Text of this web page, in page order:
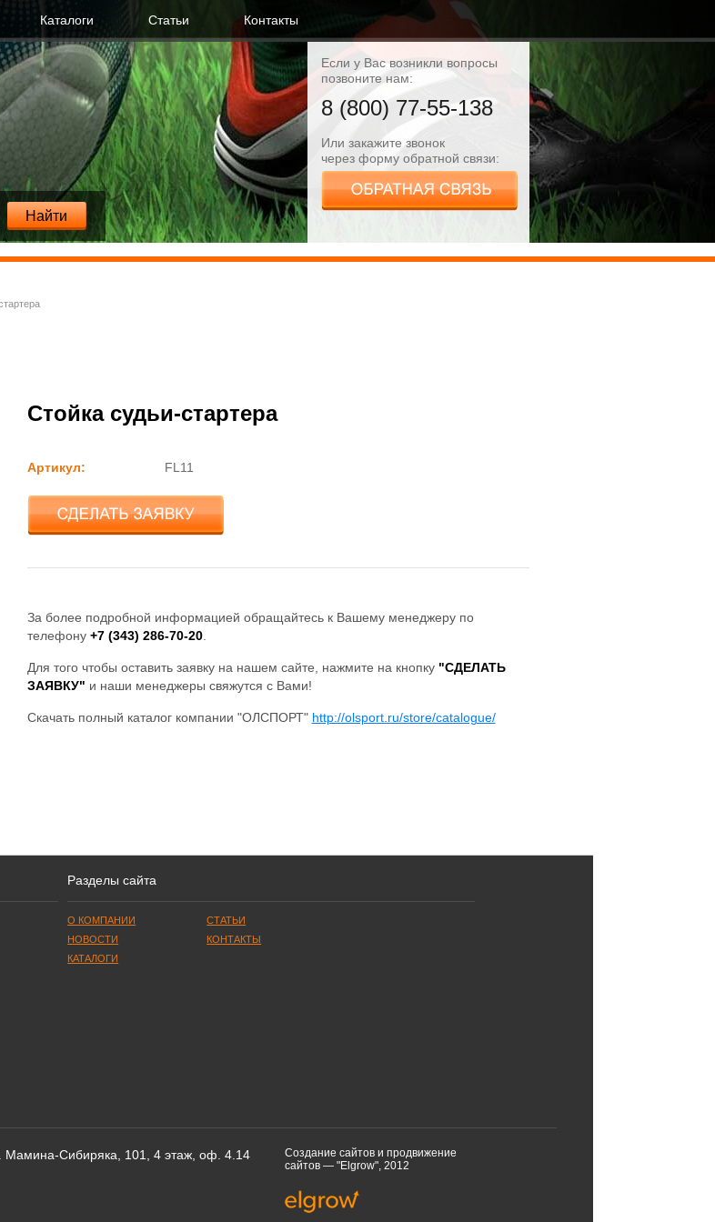
Каталоги Cтатьи Контакты
Если у Вас возникли вопросы
позвоните нам:
8 (800) 77-55-138
Или закажите звонок
через форму обратной связи:
Стойка судьи-стартера
Артикул FL11
За более подробной информацией обращайтесь к Вашему менеджеру по
телефону +7 (343) 286-70-20.
Для того чтобы оставить заявку на нашем сайте, нажмите на кнопку "СДЕЛАТЬ
ЗАЯВКУ" и наши менеджеры свяжутся с Вами!
Скачать полный каталог компании "ОЛСПОРТ" http://olsport.ru/store/catalogue/
Разделы сайта
О КОМПАНИИ
НОВОСТИ
КАТАЛОГИ
CТАТЬИ
КОНТАКТЫ
Мамина-Сибиряка, 101, 4 этаж, оф. 4.14
Создание сайтов и продвижение
сайтов — "Elgrow", 2012